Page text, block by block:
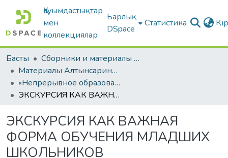
Қауымдастықтар
мен
коллекциялар
Барлық
DSpace
Статистика
Басты
Сборники и материалы конференций
Материалы Алтынсаринских педагогических чтений
«Непрерывное образование Республики Казахстан в контексте современных вызовов к образовательной системе»
ЭКСКУРСИЯ КАК ВАЖНАЯ ФОРМА ОБУЧЕНИЯ МЛАДШИХ ШКОЛЬНИКОВ
ЭКСКУРСИЯ КАК ВАЖНАЯ
ФОРМА ОБУЧЕНИЯ МЛАДШИХ
ШКОЛЬНИКОВ